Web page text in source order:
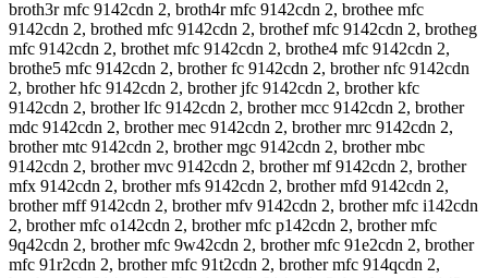
broth3r mfc 9142cdn 2, broth4r mfc 9142cdn 2, brothee mfc
9142cdn 2, brothed mfc 9142cdn 2, brothef mfc 9142cdn 2, brotheg
mfc 9142cdn 2, brothet mfc 9142cdn 2, brothe4 mfc 9142cdn 2,
brothe5 mfc 9142cdn 2, brother fc 9142cdn 2, brother nfc 9142cdn
2, brother hfc 9142cdn 2, brother jfc 9142cdn 2, brother kfc
9142cdn 2, brother lfc 9142cdn 2, brother mcc 9142cdn 2, brother
mdc 9142cdn 2, brother mec 9142cdn 2, brother mrc 9142cdn 2,
brother mtc 9142cdn 2, brother mgc 9142cdn 2, brother mbc
9142cdn 2, brother mvc 9142cdn 2, brother mf 9142cdn 2, brother
mfx 9142cdn 2, brother mfs 9142cdn 2, brother mfd 9142cdn 2,
brother mff 9142cdn 2, brother mfv 9142cdn 2, brother mfc i142cdn
2, brother mfc o142cdn 2, brother mfc p142cdn 2, brother mfc
9q42cdn 2, brother mfc 9w42cdn 2, brother mfc 91e2cdn 2, brother
mfc 91r2cdn 2, brother mfc 91t2cdn 2, brother mfc 914qcdn 2,